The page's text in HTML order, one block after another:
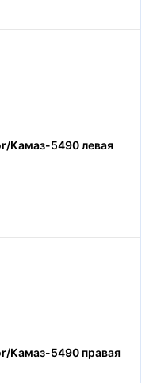
Камаз-5490 левая
Камаз-5490 правая